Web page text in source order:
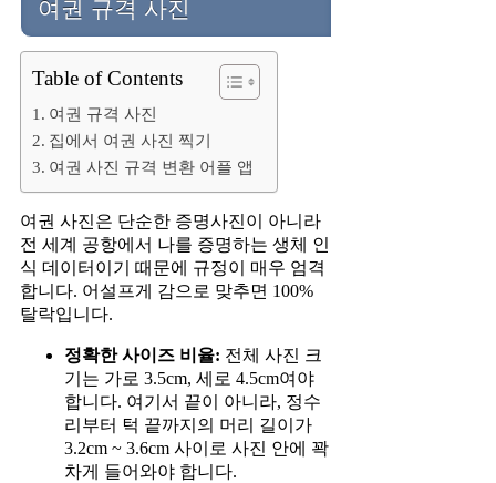
여권 규격 사진
Table of Contents
여권 규격 사진
집에서 여권 사진 찍기
여권 사진 규격 변환 어플 앱
여권 사진은 단순한 증명사진이 아니라
전 세계 공항에서 나를 증명하는 생체 인
식 데이터이기 때문에 규정이 매우 엄격
합니다. 어설프게 감으로 맞추면 100%
탈락입니다.
정확한 사이즈 비율: 전체 사진 크
기는 가로 3.5cm, 세로 4.5cm여야
합니다. 여기서 끝이 아니라, 정수
리부터 턱 끝까지의 머리 길이가
3.2cm ~ 3.6cm 사이로 사진 안에 꽉
차게 들어와야 합니다.